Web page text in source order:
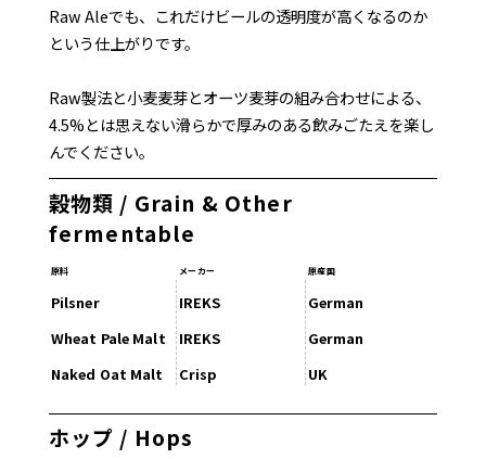
Raw Aleでも、これだけビールの透明度が高くなるのか
という仕上がりです。
Raw製法と小麦麦芽とオーツ麦芽の組み合わせによる、
4.5%とは思えない滑らかで厚みのある飲みごたえを楽し
んでください。
穀物類 / Grain & Other
fermentable
原料 メーカー 原産国
Pilsner IREKS
German
Wheat Pale Malt
IREKS
German
Naked Oat Malt
Crisp UK
ホップ / Hops